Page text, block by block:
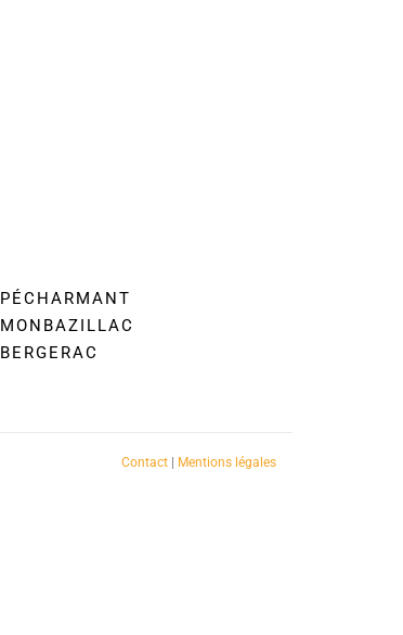
PÉCHARMANT
MONBAZILLAC
BERGERAC
Contact Mentions légales